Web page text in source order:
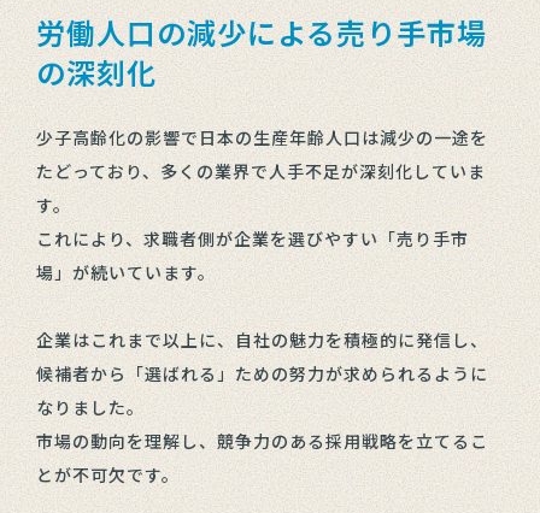
労働人口の減少による売り手市場
の深刻化
少子高齢化の影響で日本の生産年齢人口は減少の一途を
たどっており、多くの業界で人手不足が深刻化していま
す。
これにより、求職者側が企業を選びやすい「売り手市
場」が続いています。
企業はこれまで以上に、自社の魅力を積極的に発信し、
候補者から「選ばれる」ための努力が求められるように
なりました。
市場の動向を理解し、競争力のある採用戦略を立てるこ
とが不可欠です。